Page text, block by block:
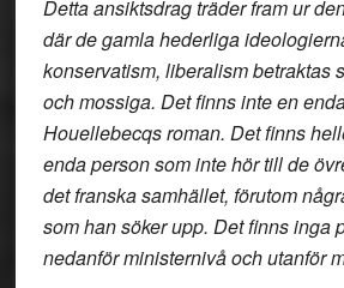
Detta ansiktsdrag träder fram ur
där de gamla hederliga
konservatism, liberalism betraktas
och mossiga. Det finns inte en
Houellebecqs roman. Det finns
enda person som inte hör till de
det franska samhället, förutom
som han söker upp. Det finns inga
nedanför ministernivå och utanför